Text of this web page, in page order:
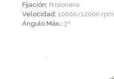
Fijación: Prisionero
Velocidad: 10000/12000 rpm
Ángulo Máx.: 3º